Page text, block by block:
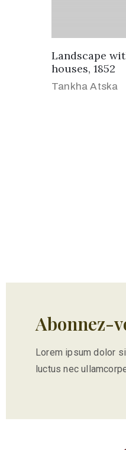
Landscape
houses, 1852
Tankha Atska
Abonnez-
Lorem ipsum dolor
luctus nec